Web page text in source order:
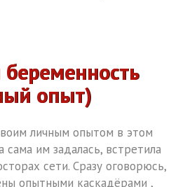
опыт)
личным опытом в этом
сама им задалась, встретила
сети. Сразу оговорюсь,
опытными каскадёрами ,